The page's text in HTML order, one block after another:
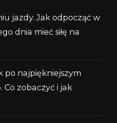
jazdy. Jak odpocząć w
dnia mieć siłę na
po najpiękniejszym
Co zobaczyć i jak